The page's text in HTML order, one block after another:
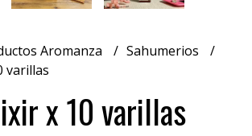
Aromanza
Sahumerios
varillas
x 10 varillas